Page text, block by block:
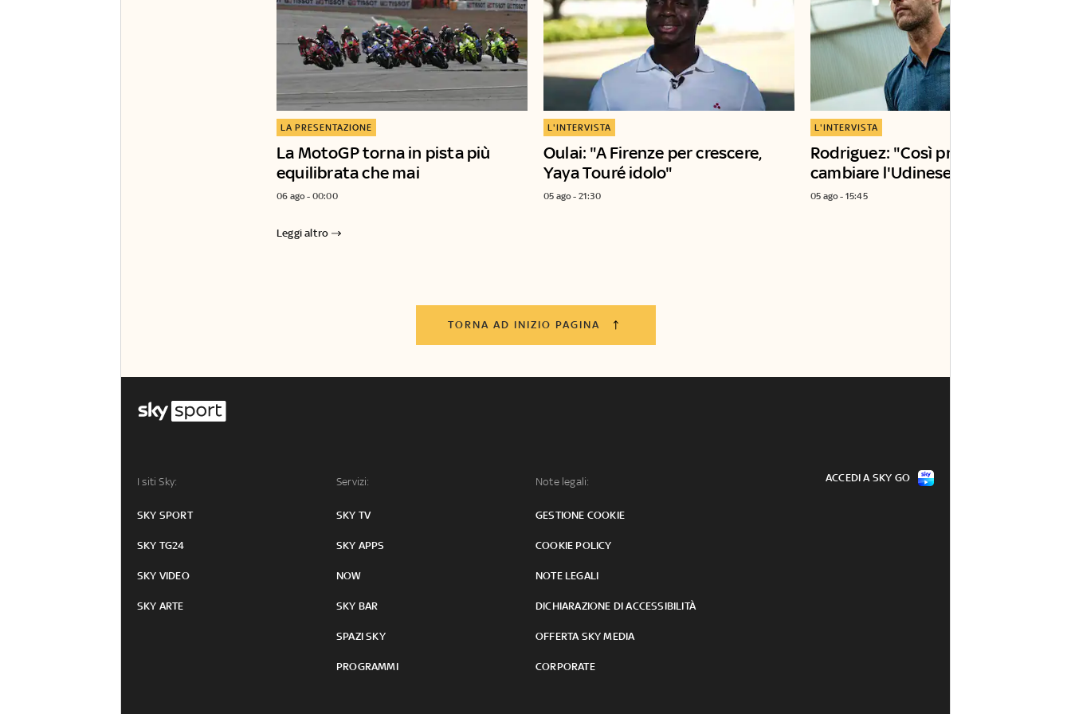
La MotoGP torna in pista più
equilibrata che mai
LA PRESENTAZIONE
06 ago - 00:00
Oulai: "A Firenze per crescere,
Yaya Touré idolo"
L'INTERVISTA
05 ago - 21:30
Rodriguez: "Così proverò a
cambiare l'Udinese"
L'INTERVISTA
05 ago - 15:45
Leggi altro
TORNA AD INIZIO PAGINA
I siti Sky:
SKY SPORT
SKY TG24
SKY VIDEO
SKY ARTE
Servizi:
SKY TV
SKY APPS
NOW
SKY BAR
SPAZI SKY
PROGRAMMI
Note legali:
GESTIONE COOKIE
COOKIE POLICY
NOTE LEGALI
DICHIARAZIONE DI ACCESSIBILITÀ
OFFERTA SKY MEDIA
CORPORATE
ACCEDI A SKY GO